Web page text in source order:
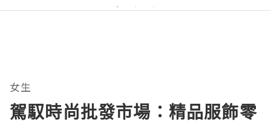
女生
駕馭時尚批發市場：精品服飾零